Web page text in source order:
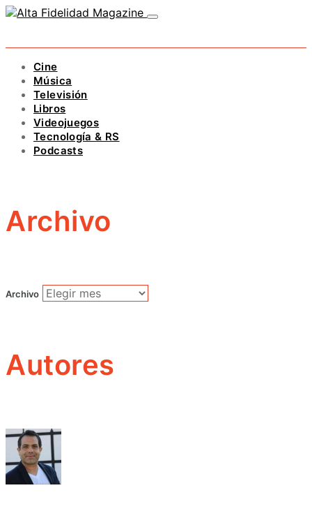
Cine
Música
Televisión
Libros
Videojuegos
Tecnología & RS
Podcasts
Archivo
Archivo
Autores